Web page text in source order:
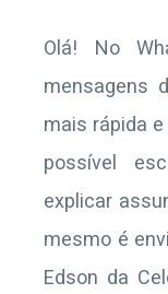
Olá! No
mensagens
mais rápida
possível
explicar
mesmo é
Edson da